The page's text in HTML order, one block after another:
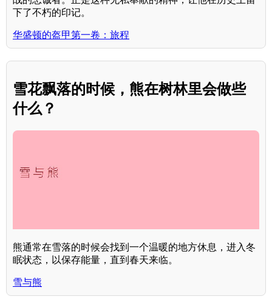
下了不朽的印记。
华盛顿的盔甲第一卷：旅程
雪花飘落的时候，熊在树林里会做些
什么？
熊通常在雪落的时候会找到一个温暖的地方休息，进入冬
眠状态，以保存能量，直到春天来临。
雪与熊